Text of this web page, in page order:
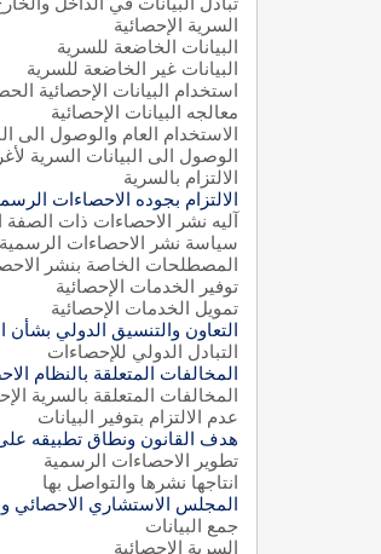
تبادل البيانات في الداخل
السرية الإحصائية
البيانات الخاضعة للسرية
البيانات غير الخاضعة للسرية
استخدام البيانات الإحصائية
معالجه البيانات الإحصائية
الاستخدام العام والوصول الى
الوصول الى البيانات السرية
الالتزام بالسرية
الالتزام بجوده الاحصاءات
آليه نشر الاحصاءات ذات الصفة
سياسة نشر الاحصاءات الرسمية
المصطلحات الخاصة بنشر
توفير الخدمات الإحصائية
تمويل الخدمات الإحصائية
التعاون والتنسيق الدولي
التبادل الدولي للإحصاءات
المخالفات المتعلقة بالنظام
المخالفات المتعلقة بالسرية
عدم الالتزام بتوفير البيانات
هدف القانون ونطاق تطبيقه
تطوير الاحصاءات الرسمية
انتاجها نشرها والتواصل بها
المجلس الاستشاري الاحصائي
جمع البيانات
السرية الإحصائية